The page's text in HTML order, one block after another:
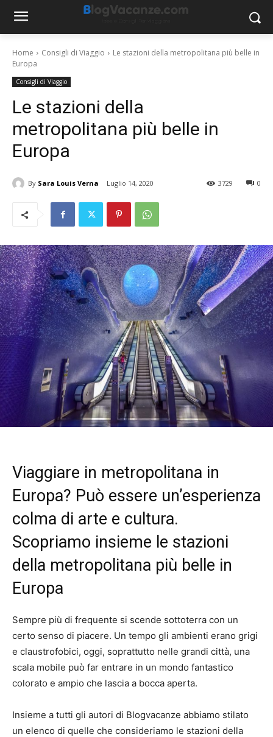
Home Consigli di Viaggio
Le stazioni della metropolitana più belle in
Europa
Consigli di Viaggio
Le stazioni della
metropolitana più belle in
Europa
By Sara Louis Verna Luglio 14, 2020 0
3729
Viaggiare in metropolitana in
Europa? Può essere un’esperienza
colma di arte e cultura.
Scopriamo insieme le stazioni
della metropolitana più belle in
Europa
Sempre più di frequente si scende sottoterra con un
certo senso di piacere. Un tempo gli ambienti erano grigi
e claustrofobici, oggi, soprattutto nelle grandi città, una
scala mobile può far entrare in un mondo fantastico
colorato e ampio che lascia a bocca aperta.
Insieme a tutti gli autori di Blogvacanze abbiamo stilato
un elenco di quelle che consideriamo le stazioni della